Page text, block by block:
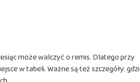
może walczyć o remis. Dlatego przy
w tabeli. Ważne są też szczegóły: